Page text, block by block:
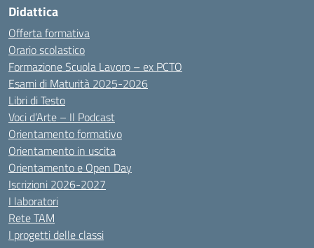
Didattica
Offerta formativa
Orario scolastico
Formazione Scuola Lavoro – ex PCTO
Esami di Maturità 2025-2026
Libri di Testo
Voci d’Arte – Il Podcast
Orientamento formativo
Orientamento in uscita
Orientamento e Open Day
Iscrizioni 2026-2027
I laboratori
Rete TAM
I progetti delle classi